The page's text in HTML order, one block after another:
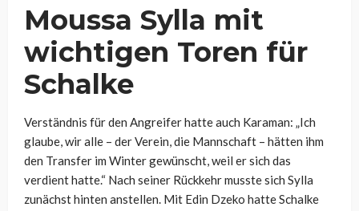
Moussa Sylla mit
wichtigen Toren für
Schalke
Verständnis für den Angreifer hatte auch Karaman: „Ich
glaube, wir alle – der Verein, die Mannschaft – hätten ihm
den Transfer im Winter gewünscht, weil er sich das
verdient hatte.“ Nach seiner Rückkehr musste sich Sylla
zunächst hinten anstellen. Mit Edin Dzeko hatte Schalke